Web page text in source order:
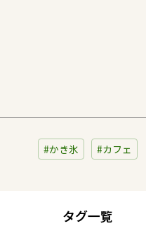
かき氷 カフェ
タグ一覧